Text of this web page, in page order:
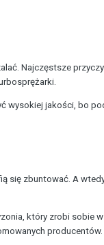
Najczęstsze
wysokiej jakości, bo
się zbuntować. A
który zrobi sobie
producentów.